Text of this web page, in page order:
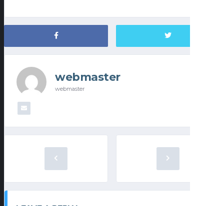
webmaster
webmaster